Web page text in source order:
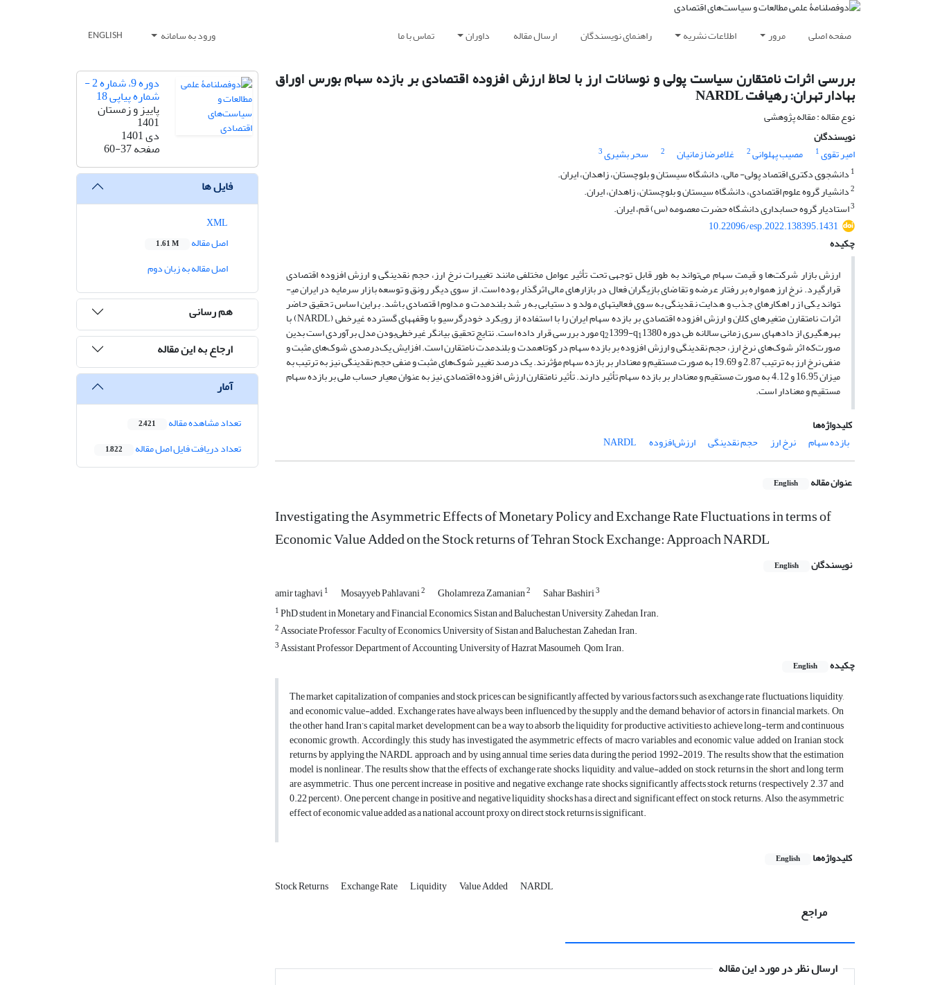
صفحه اصلی مرور اطلاعات نشریه راهنمای نویسندگان ارسال مقاله داوران تماس با ما ورود به سامانه ENGLISH
بررسی اثرات نامتقارن سیاست پولی و نوسانات ارز با لحاظ ارزش افزوده اقتصادی بر بازده سهام بورس اوراق
بهادار تهران: رهیافت NARDL
نوع مقاله : مقاله پژوهشی
نویسندگان
امیر تقوی1 مصیب پهلوانی2 غلامرضا زمانیان 2 سحر بشیری3
1 دانشجوی دکتری اقتصاد پولی- مالی، دانشگاه سیستان و بلوچستان، زاهدان، ایران.
2دانشیار گروه علوم اقتصادی، دانشگاه سیستان و بلوچستان، زاهدان، ایران.
3استادیار گروه حسابداری دانشگاه حضرت معصومه (س) قم، ایران.
10.22096/esp.2022.138395.1431
چکیده
ارزش بازار شرکت‌ها و قیمت سهام می‌تواند به طور قابل توجهی تحت تأثیر عوامل مختلفی مانند تغییرات نرخ ارز، حجم نقدینگی و ارزش افزوده اقتصادی
قرارگیرد. نرخ ارز همواره بر رفتار عرضه و تقاضای بازیگران فعال در بازارهای مالی اثرگذار بوده است. از سوی دیگر رونق و توسعه بازار سرمایه در ایران می­
تواند یکی از راهکارهای جذب و هدایت نقدینگی به سوی فعالیت­های مولد و دستیابی به رشد بلندمدت و مداوم اقتصادی باشد. براین اساس تحقیق حاضر
اثرات نامتقارن متغیرهای کلان و ارزش افزوده اقتصادی بر بازده سهام ایران را با استفاده از رویکرد خودرگرسیو با وقفه­های گسترده غیرخطی (NARDL) با
بهره­گیری از داده­های سری زمانی سالانه طی دوره q 21399-q1 1380 مورد بررسی قرار داده است. نتایج تحقیق بیانگر غیرخطی‌بودن مدل برآوردی است بدین
صورت‌که اثر شوک‌های نرخ ارز، حجم نقدینگی و ارزش افزوده بر بازده سهام در کوتاه­مدت و بلندمدت نامتقارن است. افزایش یک‌درصدی شوک‌های مثبت و
منفی نرخ ارز به ترتیب 2.87 و 19.69 به صورت مستقیم و معنادار بر بازده سهام مؤثرند. یک درصد تغییر شوک‌های مثبت و منفی حجم نقدینگی نیز به ترتیب به
میزان 16.95 و 4.12 به صورت مستقیم و معنادار بر بازده سهام تأثیر دارند. تأثیر نامتقارن ارزش افزوده اقتصادی نیز به عنوان معیار حساب ملی بر بازده سهام
مستقیم و معنادار است.
کلیدواژه‌ها
بازده سهام
نرخ ارز حجم نقدینگی ارزش‌افزوده NARDL
عنوان مقاله English
Investigating the Asymmetric Effects of Monetary Policy and Exchange Rate Fluctuations in terms of
Economic Value Added on the Stock returns of Tehran Stock Exchange: Approach NARDL
نویسندگان English
amir taghavi1 Mosayyeb Pahlavani2 Gholamreza Zamanian2 Sahar Bashiri3
1PhD student in Monetary and Financial Economics, Sistan and Baluchestan University, Zahedan, Iran.
2Associate Professor, Faculty of Economics, University of Sistan and Baluchestan, Zahedan, Iran.
3Assistant Professor, Department of Accounting, University of Hazrat Masoumeh , Qom, Iran.
چکیده
English
The market capitalization of companies and stock prices can be significantly affected by various factors such as exchange rate fluctuations, liquidity,
and economic value-added. Exchange rates have always been influenced by the supply and the demand behavior of actors in financial markets. On
the other hand, Iran’s capital market development can be a way to absorb the liquidity for productive activities to achieve long-term and continuous
economic growth. Accordingly, this study has investigated the asymmetric effects of macro variables and economic value added on Iranian stock
returns by applying the NARDL approach and by using annual time series data during the period 1992-2019. The results show that the estimation
model is nonlinear. The results show that the effects of exchange rate shocks, liquidity, and value-added on stock returns in the short and long term
are asymmetric. Thus, one percent increase in positive and negative exchange rate shocks significantly affects stock returns (respectively 2.37 and
0.22 percent). One percent change in positive and negative liquidity shocks has a direct and significant effect on stock returns. Also, the asymmetric
effect of economic value added as a national account proxy on direct stock returns is significant.
کلیدواژه‌ها English
Stock Returns Exchange Rate Liquidity Value Added NARDL
مراجع
ارسال نظر در مورد این مقاله
دوره 9، شماره 2 -
شماره پیاپی 18
پاییز و زمستان
1401
دی 1401
صفحه60-37
فایل ها
اصل مقاله
1.61 M
اصل مقاله به زبان دوم
هم رسانی
ارجاع به این مقاله
آمار
تعداد مشاهده مقاله 2,421
تعداد دریافت فایل اصل مقاله 1,822